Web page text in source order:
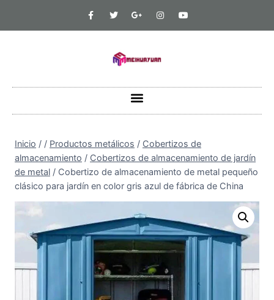
Inicio / / Productos metálicos / Cobertizos de
almacenamiento / Cobertizos de almacenamiento de jardín
de metal / Cobertizo de almacenamiento de metal pequeño
clásico para jardín en color gris azul de fábrica de China